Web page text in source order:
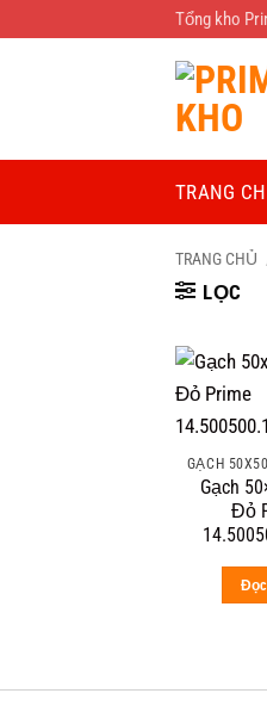
Tổng kho
TRANG
TRANG CHỦ
LỌC
Gạch
Đỏ